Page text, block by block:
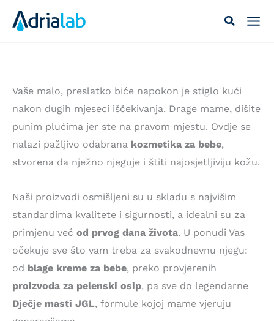
Skip
Vaše malo, preslatko biće napokon je stiglo kući
nakon dugih mjeseci iščekivanja. Drage mame, dišite
punim plućima jer ste na pravom mjestu. Ovdje se
nalazi pažljivo odabrana kozmetika za bebe,
stvorena da nježno njeguje i štiti najosjetljiviju kožu.
Naši proizvodi osmišljeni su u skladu s najvišim
standardima kvalitete i sigurnosti, a idealni su za
primjenu već od prvog dana života. U ponudi Vas
očekuje sve što vam treba za svakodnevnu njegu:
od blage kreme za bebe, preko provjerenih
proizvoda za pelenski osip, pa sve do legendarne
Dječje masti JGL, formule kojoj mame vjeruju